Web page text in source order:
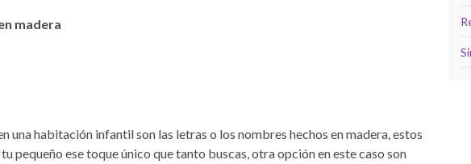
madera
una habitación infantil son las letras o los nombres hechos en madera, estos
pequeño ese toque único que tanto buscas, otra opción en este caso son